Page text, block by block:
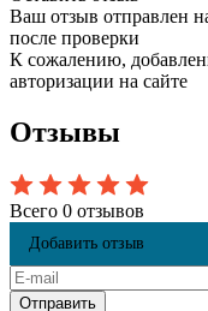
Ваш отзыв отправлен
после проверки
К сожалению,
авторизации на сайте
Отзывы
Всего 0 отзывов
Добавить отзыв